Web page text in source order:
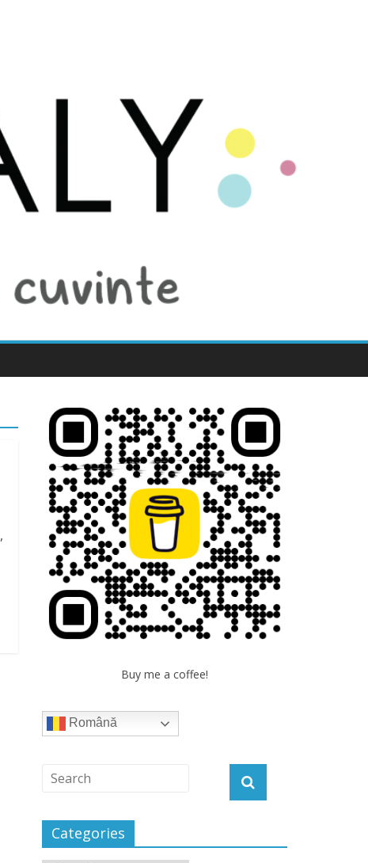
,
Buy me a coffee!
Română
Categories